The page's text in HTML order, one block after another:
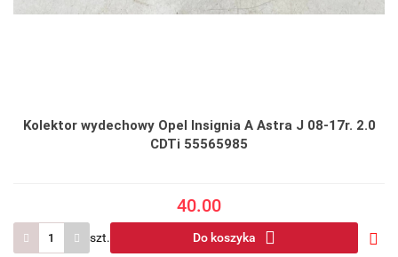
Kolektor wydechowy Opel Insignia A Astra J 08-17r. 2.0
CDTi 55565985
40.00
szt. Do koszyka